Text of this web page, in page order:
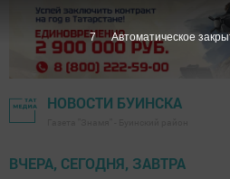
НОВОСТИ БУИНСКА
ВЧЕРА, СЕГОДНЯ, ЗАВТРА
6 Автоматическое